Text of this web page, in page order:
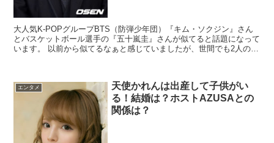
大人気K-POPグループBTS（防弾少年団）『キム・ソクジン』さん
とバスケットボール選手の『五十嵐圭』さんが似てると話題になって
います。 以前から似てるなぁと感じていましたが、世間でも2人の顔
エンタメ
天使かれんは出産して子供がい
る！結婚は？ホストAZUSAとの
関係は？